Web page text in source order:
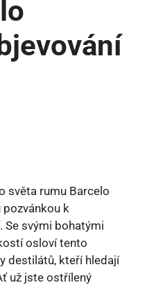
světa rumu Barcelo
k
svými bohatými
osloví tento
destilátů, kteří hledají
už jste ostřílený